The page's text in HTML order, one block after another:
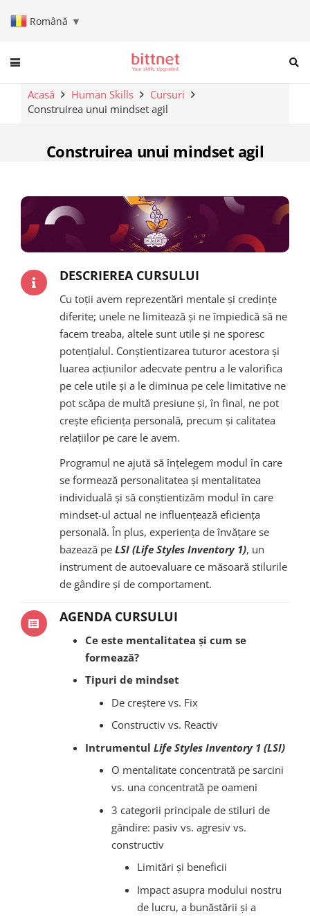
Română ▼
When autocomplete results
Acasă Human Skills
Cursuri
Construirea unui mindset agil
Construirea unui mindset agil
DESCRIEREA CURSULUI
Cu toții avem reprezentări mentale și credințe
diferite; unele ne limitează și ne împiedică să ne
facem treaba, altele sunt utile și ne sporesc
potențialul. Conștientizarea tuturor acestora și
luarea acțiunilor adecvate pentru a le valorifica
pe cele utile și a le diminua pe cele limitative ne
pot scăpa de multă presiune și, în final, ne pot
crește eficiența personală, precum și calitatea
relațiilor pe care le avem.
Programul ne ajută să înțelegem modul în care
se formează personalitatea și mentalitatea
individuală și să conștientizăm modul în care
mindset-ul actual ne influențează eficiența
personală. În plus, experiența de învățare se
bazează pe LSI (Life Styles Inventory 1), un
instrument de autoevaluare ce măsoară stilurile
de gândire și de comportament.
AGENDA CURSULUI
Ce este mentalitatea și cum se
formează?
Tipuri de mindset
De creștere vs. Fix
Constructiv vs. Reactiv
Intrumentul Life Styles Inventory 1 (LSI)
O mentalitate concentrată pe sarcini
vs. una concentrată pe oameni
3 categorii principale de stiluri de
gândire: pasiv vs. agresiv vs.
constructiv
Limitări și beneficii
Impact asupra modului nostru
de lucru, a bunăstării și a